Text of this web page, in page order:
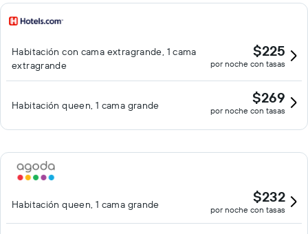
Habitación con cama extragrande, 1 cama
extragrande
$225
por noche con tasas
Habitación queen, 1 cama grande $269
por noche con tasas
Habitación queen, 1 cama grande $232
por noche con tasas